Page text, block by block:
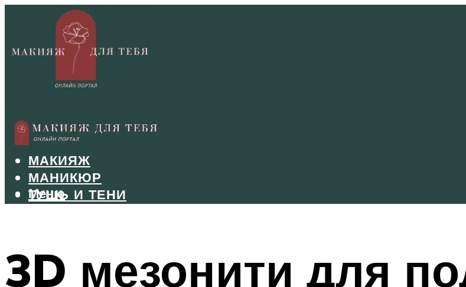
БРОВИ
ВОЛОСЫ
МАКИЯЖ
МАНИКЮР
ТУШЬ И ТЕНИ
Меню
Меню
3D мезонити для